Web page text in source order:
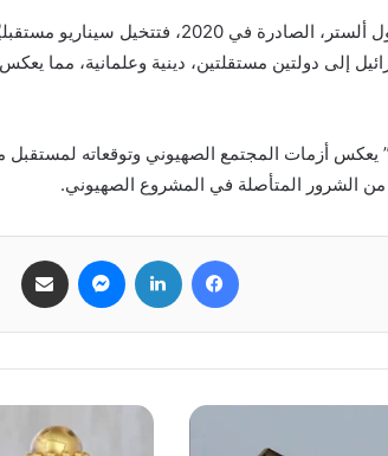
إلى دولتين مستقلتين، دينية وعلمانية، مما يعكس
يعكس أزمات المجتمع الصهيوني وتوقعاته
من الشرور المتأصلة في المشروع الصهيوني.
فيسبوك لينكدإن ماسنجر